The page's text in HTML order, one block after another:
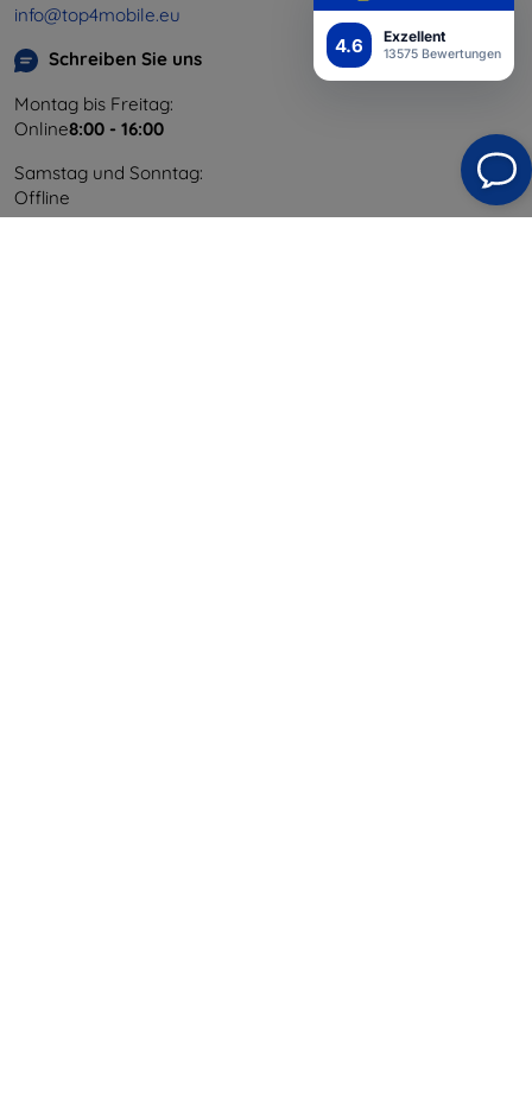
4.6 Exzellent
13575 Bewertungen
info@top4mobile.eu
Schreiben Sie uns
Montag bis Freitag:
Online8:00 - 16:00
Samstag und Sonntag:
Offline